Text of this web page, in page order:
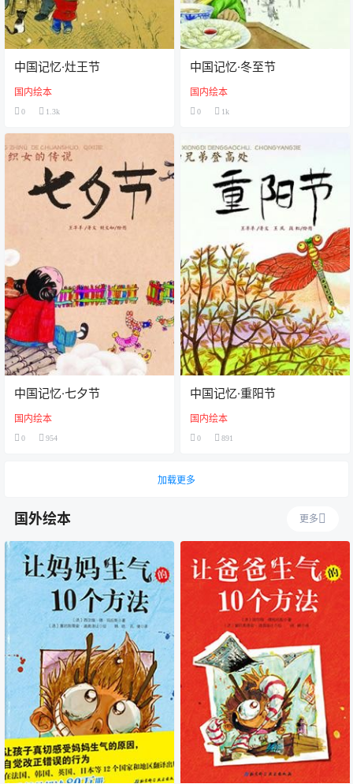
中国记忆·灶王节
国内绘本
0 1.3k
中国记忆·冬至节
国内绘本
0 1k
中国记忆·七夕节
国内绘本
0 954
中国记忆·重阳节
国内绘本
0 891
加载更多
国外绘本 更多